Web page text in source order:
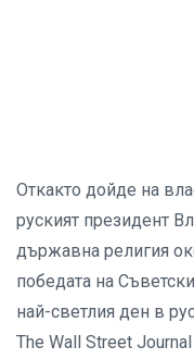
Откакто дойде на
руският президент
държавна религия
победата на
най-светлия ден в
The Wall Street Journal